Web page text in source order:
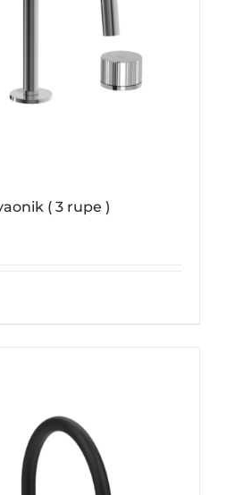
( 3 rupe )